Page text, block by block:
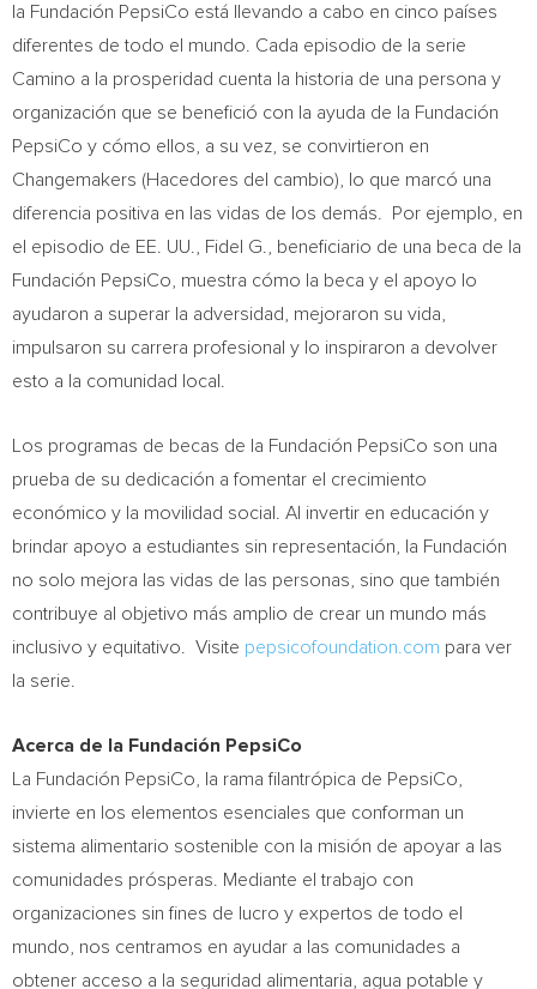
la Fundación PepsiCo está llevando a cabo en cinco países
diferentes de todo el mundo. Cada episodio de la serie
Camino a la prosperidad cuenta la historia de una persona y
organización que se benefició con la ayuda de la Fundación
PepsiCo y cómo ellos, a su vez, se convirtieron en
Changemakers (Hacedores del cambio), lo que marcó una
diferencia positiva en las vidas de los demás. Por ejemplo, en
el episodio de EE. UU., Fidel G., beneficiario de una beca de la
Fundación PepsiCo, muestra cómo la beca y el apoyo lo
ayudaron a superar la adversidad, mejoraron su vida,
impulsaron su carrera profesional y lo inspiraron a devolver
esto a la comunidad local.
Los programas de becas de la Fundación PepsiCo son una
prueba de su dedicación a fomentar el crecimiento
económico y la movilidad social. Al invertir en educación y
brindar apoyo a estudiantes sin representación, la Fundación
no solo mejora las vidas de las personas, sino que también
contribuye al objetivo más amplio de crear un mundo más
inclusivo y equitativo. Visite pepsicofoundation.com para ver
la serie.
Acerca de la Fundación PepsiCo
La Fundación PepsiCo, la rama filantrópica de PepsiCo,
invierte en los elementos esenciales que conforman un
sistema alimentario sostenible con la misión de apoyar a las
comunidades prósperas. Mediante el trabajo con
organizaciones sin fines de lucro y expertos de todo el
mundo, nos centramos en ayudar a las comunidades a
obtener acceso a la seguridad alimentaria, agua potable y